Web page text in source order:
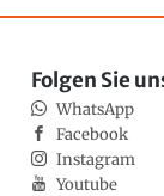
Folgen Sie
WhatsApp
Facebook
Instagram
Youtube